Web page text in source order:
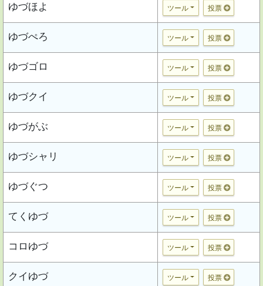
ゆづほよ ツール 投票
ゆづぺろ ツール 投票
ゆづゴロ ツール 投票
ゆづクイ ツール 投票
ゆづがぶ ツール 投票
ゆづシャリ ツール 投票
ゆづぐつ ツール 投票
てくゆづ ツール 投票
コロゆづ ツール 投票
クイゆづ ツール 投票